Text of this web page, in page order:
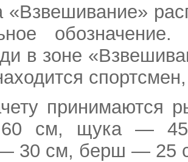
в зоне
принимаются
см, щука —
— 30 см, берш — 25